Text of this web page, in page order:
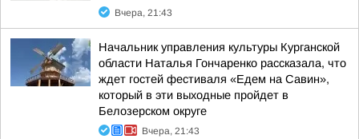
Вчера, 21:43
Начальник управления культуры Курганской
области Наталья Гончаренко рассказала, что
ждет гостей фестиваля «Едем на Савин»,
который в эти выходные пройдет в
Белозерском округе
Вчера, 21:43